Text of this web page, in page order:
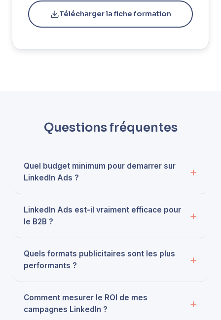
Télécharger la fiche formation
Questions fréquentes
Quel budget minimum pour demarrer sur
LinkedIn Ads ?
LinkedIn Ads est-il vraiment efficace pour
le B2B ?
Quels formats publicitaires sont les plus
performants ?
Comment mesurer le ROI de mes
campagnes LinkedIn ?